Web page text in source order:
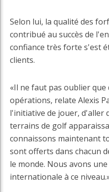
Selon lui, la qualité des
contribué au succès de
confiance très forte s'est
clients.
«Il ne faut pas oublier que
opérations, relate Alexis
l'initiative de jouer, d'aller
terrains de golf
connaissons maintenant
sont offerts dans chacun
le monde. Nous avons
internationale à ce